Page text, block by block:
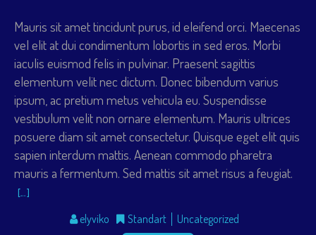
Mauris sit amet tincidunt purus, id eleifend orci. Maecenas
vel elit at dui condimentum lobortis in sed eros. Morbi
iaculis euismod felis in pulvinar. Praesent sagittis
elementum velit nec dictum. Donec bibendum varius
ipsum, ac pretium metus vehicula eu. Suspendisse
vestibulum velit non ornare elementum. Mauris ultrices
posuere diam sit amet consectetur. Quisque eget elit quis
sapien interdum mattis. Aenean commodo pharetra
mauris a fermentum. Sed mattis sit amet risus a feugiat.
[…]
elyviko Standart Uncategorized